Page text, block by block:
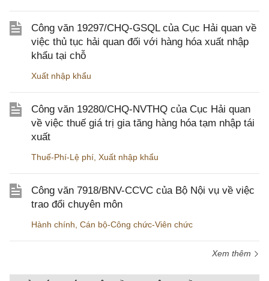
Công văn 19297/CHQ-GSQL của Cục Hải quan về
việc thủ tục hải quan đối với hàng hóa xuất nhập
khẩu tại chỗ
Xuất nhập khẩu
Công văn 19280/CHQ-NVTHQ của Cục Hải quan
về việc thuế giá trị gia tăng hàng hóa tạm nhập tái
xuất
Thuế-Phí-Lệ phí Xuất nhập khẩu
Công văn 7918/BNV-CCVC của Bộ Nội vụ về việc
trao đổi chuyên môn
Hành chính Cán bộ-Công chức-Viên chức
Xem thêm